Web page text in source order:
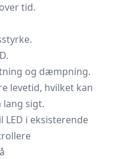
tid.
og dæmpning.
levetid, hvilket kan
sigt.
i eksisterende